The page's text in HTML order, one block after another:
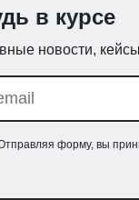
в курсе
новости,
форму, вы